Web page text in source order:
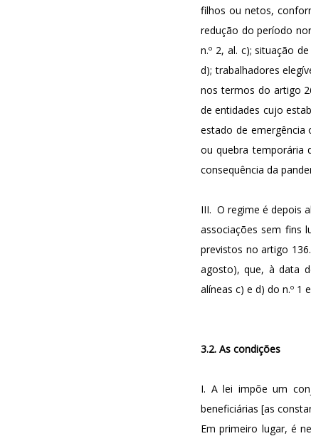
filhos ou netos,
redução do período
n.º 2, al. c); situação
d); trabalhadores
nos termos do artigo
de entidades cujo
estado de emergência
ou quebra temporária
consequência da
III. O regime é depois
associações sem fins
previstos no artigo
agosto), que, à data
alíneas c) e d) do n.º 1
3.2. As condições
I. A lei impõe um
beneficiárias [as
Em primeiro lugar, é